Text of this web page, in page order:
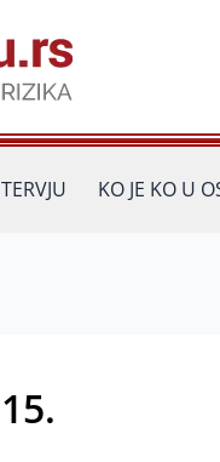
KO JE KO U